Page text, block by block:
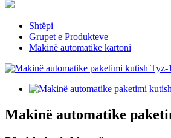
Shtëpi
Grupet e Produkteve
Makinë automatike kartoni
Makinë automatike